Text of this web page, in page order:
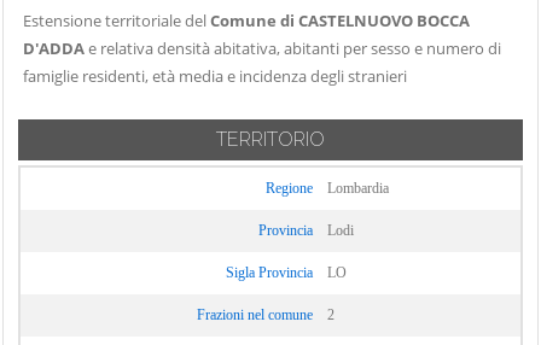
Estensione territoriale delComune di CASTELNUOVO BOCCA
D'ADDAe relativa densità abitativa, abitanti per sesso e numero di
famiglie residenti, età media e incidenza degli stranieri
TERRITORIO
Regione Lombardia
Provincia Lodi
Sigla Provincia LO
Frazioni nel comune 2